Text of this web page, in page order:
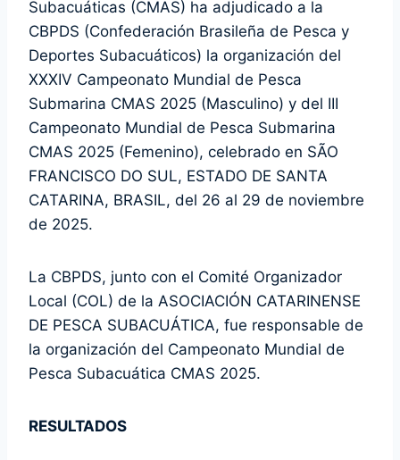
Subacuáticas (CMAS) ha adjudicado a la
CBPDS (Confederación Brasileña de Pesca y
Deportes Subacuáticos) la organización del
XXXIV Campeonato Mundial de Pesca
Submarina CMAS 2025 (Masculino) y del III
Campeonato Mundial de Pesca Submarina
CMAS 2025 (Femenino), celebrado en SÃO
FRANCISCO DO SUL, ESTADO DE SANTA
CATARINA, BRASIL, del 26 al 29 de noviembre
de 2025.
La CBPDS, junto con el Comité Organizador
Local (COL) de la ASOCIACIÓN CATARINENSE
DE PESCA SUBACUÁTICA, fue responsable de
la organización del Campeonato Mundial de
Pesca Subacuática CMAS 2025.
RESULTADOS